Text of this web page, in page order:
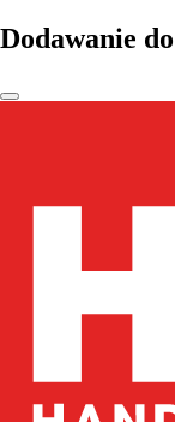
Dodawanie